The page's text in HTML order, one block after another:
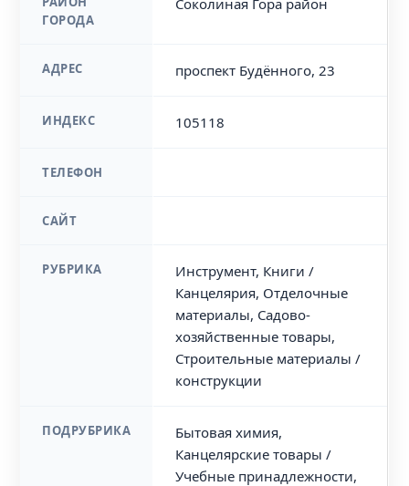
ГОРОДА
Соколиная Гора район
АДРЕС проспект Будённого, 23
ИНДЕКС 105118
ТЕЛЕФОН
САЙТ
РУБРИКА
Инструмент, Книги /
Канцелярия, Отделочные
материалы, Садово-
хозяйственные товары,
Строительные материалы /
конструкции
ПОДРУБРИКА
Бытовая химия,
Канцелярские товары /
Учебные принадлежности,